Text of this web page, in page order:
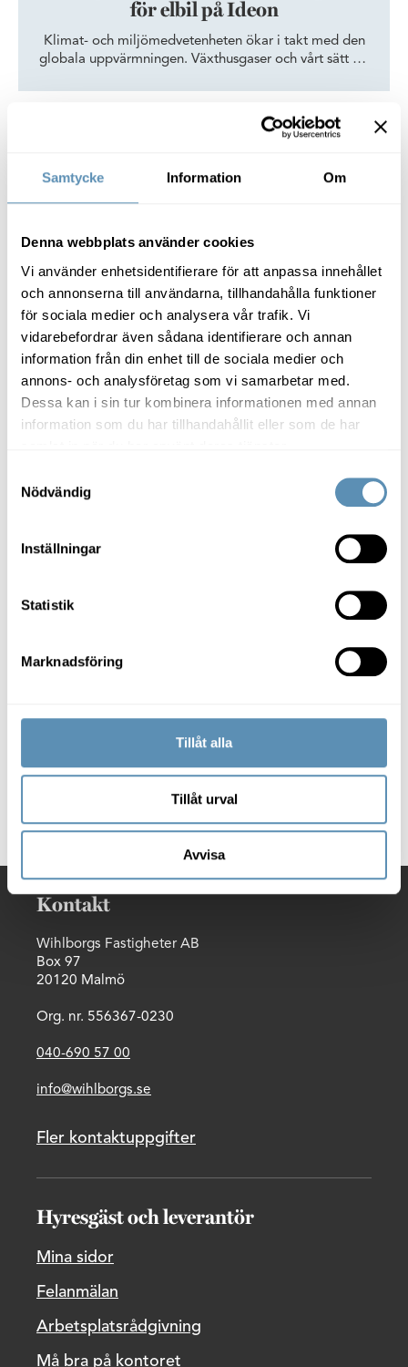
Samtycke Information Om
Denna webbplats använder cookies
Vi använder enhetsidentifierare för att anpassa innehållet
och annonserna till användarna, tillhandahålla funktioner
för sociala medier och analysera vår trafik. Vi
vidarebefordrar även sådana identifierare och annan
information från din enhet till de sociala medier och
annons- och analysföretag som vi samarbetar med.
Dessa kan i sin tur kombinera informationen med annan
information som du har tillhandahållit eller som de har
Nödvändig
Inställningar
Statistik
Marknadsföring
Tillåt alla
Tillåt urval
Avvisa
för elbil på Ideon
​Klimat- och miljömedvetenheten ökar i takt med den
globala uppvärmningen. Växthusgaser och vårt sätt att
förutsättningar är det lättare för oss att exempelvis resa
Hållbar fastighetsutveckling
Sikte på solceller i Dockan
​Ett av våra miljömål är att uppföra minst en
solenergianläggning per år. Media Evolution City i
miljöprestandan i fastigheten och frigör förnybar
Här hittar du våra
Gå till pressrum
Kontakt
Wihlborgs Fastigheter AB
Box 97
20120 Malmö
Org. nr. 556367-0230
040-690 57 00
info@wihlborgs.se
Fler kontaktuppgifter
Hyresgäst och leverantör
Mina sidor
Felanmälan
Arbetsplatsrådgivning
Må bra på kontoret